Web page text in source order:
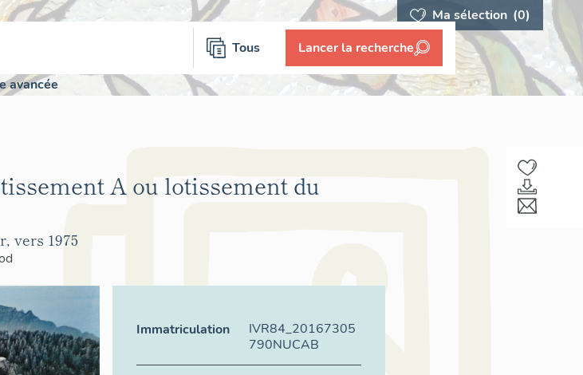
Ma sélection (0)
Tous Lancer la recherche
avancée
A ou lotissement du
vers 1975
Immatriculation
IVR84_20167305
790NUCAB